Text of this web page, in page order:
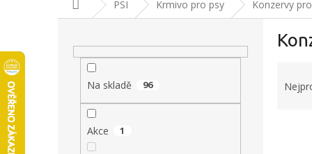
Domů PSI Krmivo pro psy Konzervy
Na skladě 96
Akce 1